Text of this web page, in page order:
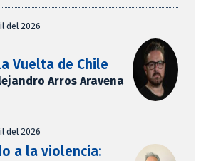
del 2026
Vuelta de Chile
Arros Aravena
del 2026
a la violencia: